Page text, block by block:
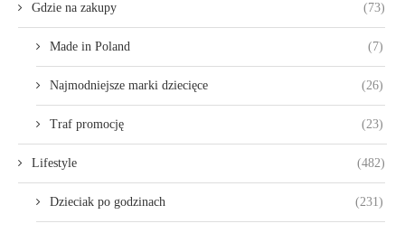
Gdzie na zakupy (73)
Made in Poland (7)
Najmodniejsze marki dziecięce (26)
Traf promocję (23)
Lifestyle (482)
Dzieciak po godzinach (231)